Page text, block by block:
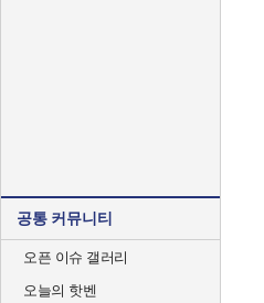
공통 커뮤니티
오픈 이슈 갤러리
오늘의 핫벤